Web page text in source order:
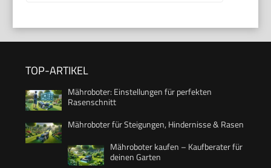
TOP-ARTIKEL
Mähroboter: Einstellungen für perfekten
Rasenschnitt
Mähroboter für Steigungen, Hindernisse & Rasen
Mähroboter kaufen – Kaufberater für
deinen Garten